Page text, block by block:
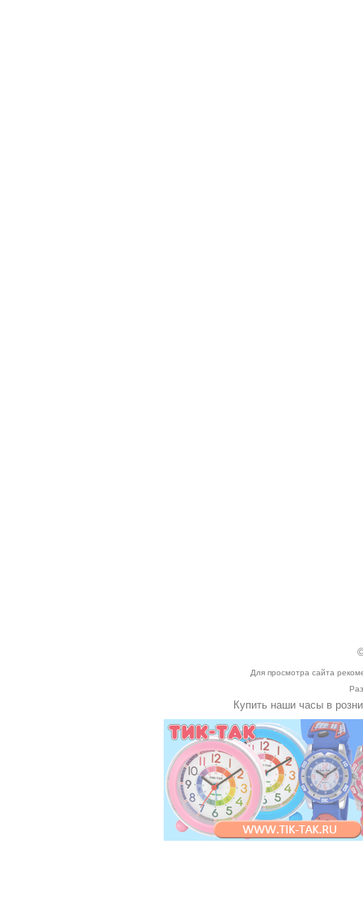
Для просмотра сайта
Купить наши часы в